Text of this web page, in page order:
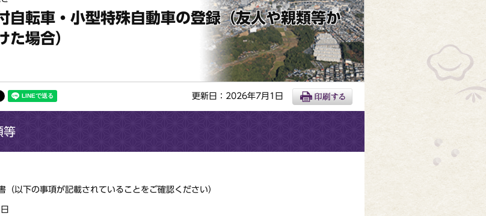
自転車・小型特殊自動車の登録（友人や親類等か
た場合）
更新日：2026年7月1日
等
（以下の事項が記載されていることをご確認ください）